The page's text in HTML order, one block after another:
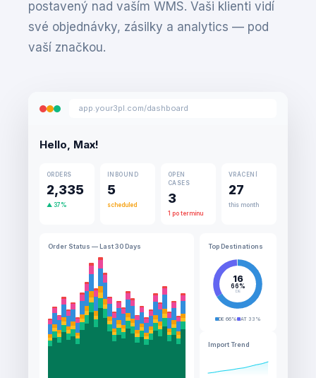
postavený nad vaším WMS. Vaši klienti vidí
své objednávky, zásilky a analytics — pod
vaší značkou.
app.your3pl.com/dashboard
Hello, Max!
ORDERS
2,335
▲ 37%
INBOUND
5
scheduled
OPEN
CASES
3
1 po termínu
VRÁCENÍ
27
this month
Order Status — Last 30 Days Top Destinations
16
66%
DE
DE 66% AT 33%
Import Trend